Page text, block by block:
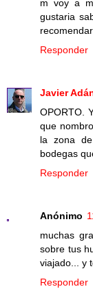
m voy a
gustaria
Responder
Javier
OPORTO.
que
la zona
bodegas
Responder
Anónimo
muchas
sobre tus
viajado... y
Responder